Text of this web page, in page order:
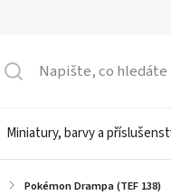
Miniatury, barvy a
/ Pokémon Drampa (TEF 138)